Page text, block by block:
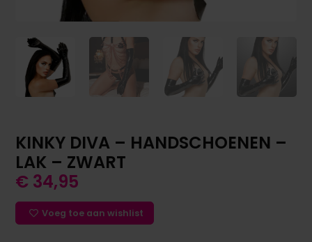
KINKY DIVA – HANDSCHOENEN –
LAK – ZWART
€ 34,95
Voeg toe aan wishlist